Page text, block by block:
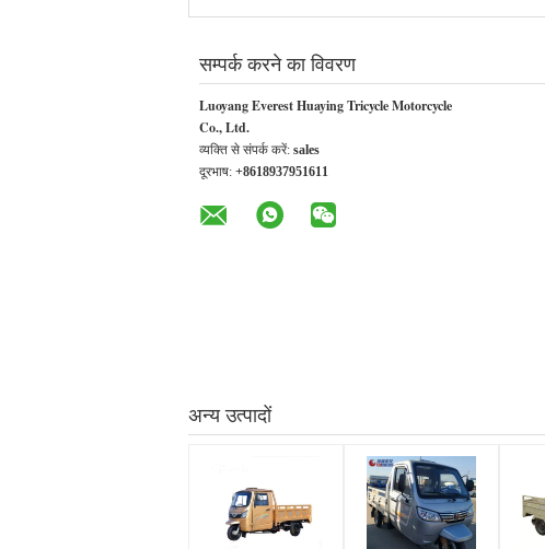
सम्पर्क करने का विवरण
Luoyang Everest Huaying Tricycle Motorcycle
Co., Ltd.
व्यक्ति से संपर्क करें: sales
दूरभाष: +8618937951611
अन्य उत्पादों